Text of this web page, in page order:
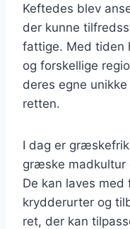
Keftedes blev
der kunne
fattige. Med tiden
og forskellige
deres egne
retten.
I dag er
græske madkultur
De kan laves
krydderurter og
ret, der kan